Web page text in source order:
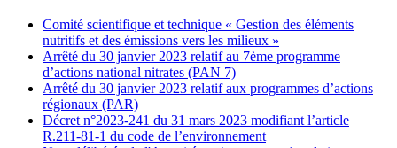
Comité scientifique et technique « Gestion des éléments
nutritifs et des émissions vers les milieux »
Arrêté du 30 janvier 2023 relatif au 7ème programme
d’actions national nitrates (PAN 7)
Arrêté du 30 janvier 2023 relatif aux programmes d’actions
régionaux (PAR)
Décret n°2023-241 du 31 mars 2023 modifiant l’article
R.211-81-1 du code de l’environnement